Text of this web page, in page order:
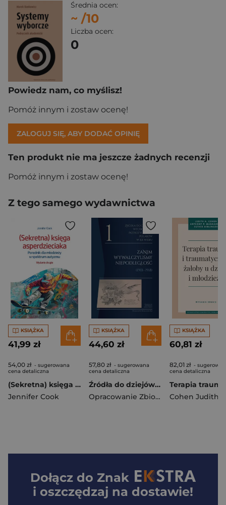
Średnia ocen:
~ /10
Liczba ocen:
0
Powiedz nam, co myślisz!
Pomóż innym i zostaw ocenę!
ZALOGUJ SIĘ, ABY DODAĆ OPINIĘ
Ten produkt nie ma jeszcze żadnych recenzji
Pomóż innym i zostaw ocenę!
Z tego samego wydawnictwa
KSIĄŻKA
41,99 zł
54,00 zł - sugerowana
cena detaliczna
(Sekretna) księga asperdzieciaka. Poradnik dla młodzieży w spektrum autyzmu. Wydanie drugie
Jennifer Cook
KSIĄŻKA
44,60 zł
57,80 zł - sugerowana
cena detaliczna
Źródła do dziejów wychowania patriotycznego Polaków w XX wieku. Tom 1. Zanim wywalczyliśmy niepodległość (1901–1918). Polska Myśl Pedagogiczna
Opracowanie Zbiorowe
KSIĄŻKA
60,81 zł
82,01 zł -
cena detaliczna
Cohen Judith
Dołącz do Znak
i oszczędzaj na dostawie!